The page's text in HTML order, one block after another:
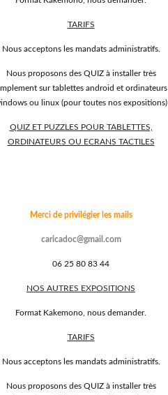
TARIFS
Nous acceptons les mandats administratifs.
Nous proposons des QUIZ à installer très
sur tablettes android et ordinateurs
ou linux (pour toutes nos expositions)
QUIZ ET PUZZLES POUR TABLETTES,
ORDINATEURS OU ECRANS TACTILES
Merci de privilégier les mails
caricadoc@gmail.com
06 25 80 83 44
NOS AUTRES EXPOSITIONS
Format Kakemono, nous demander.
TARIFS
Nous acceptons les mandats administratifs.
Nous proposons des QUIZ à installer très